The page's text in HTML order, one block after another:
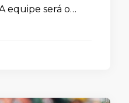
equipe será o